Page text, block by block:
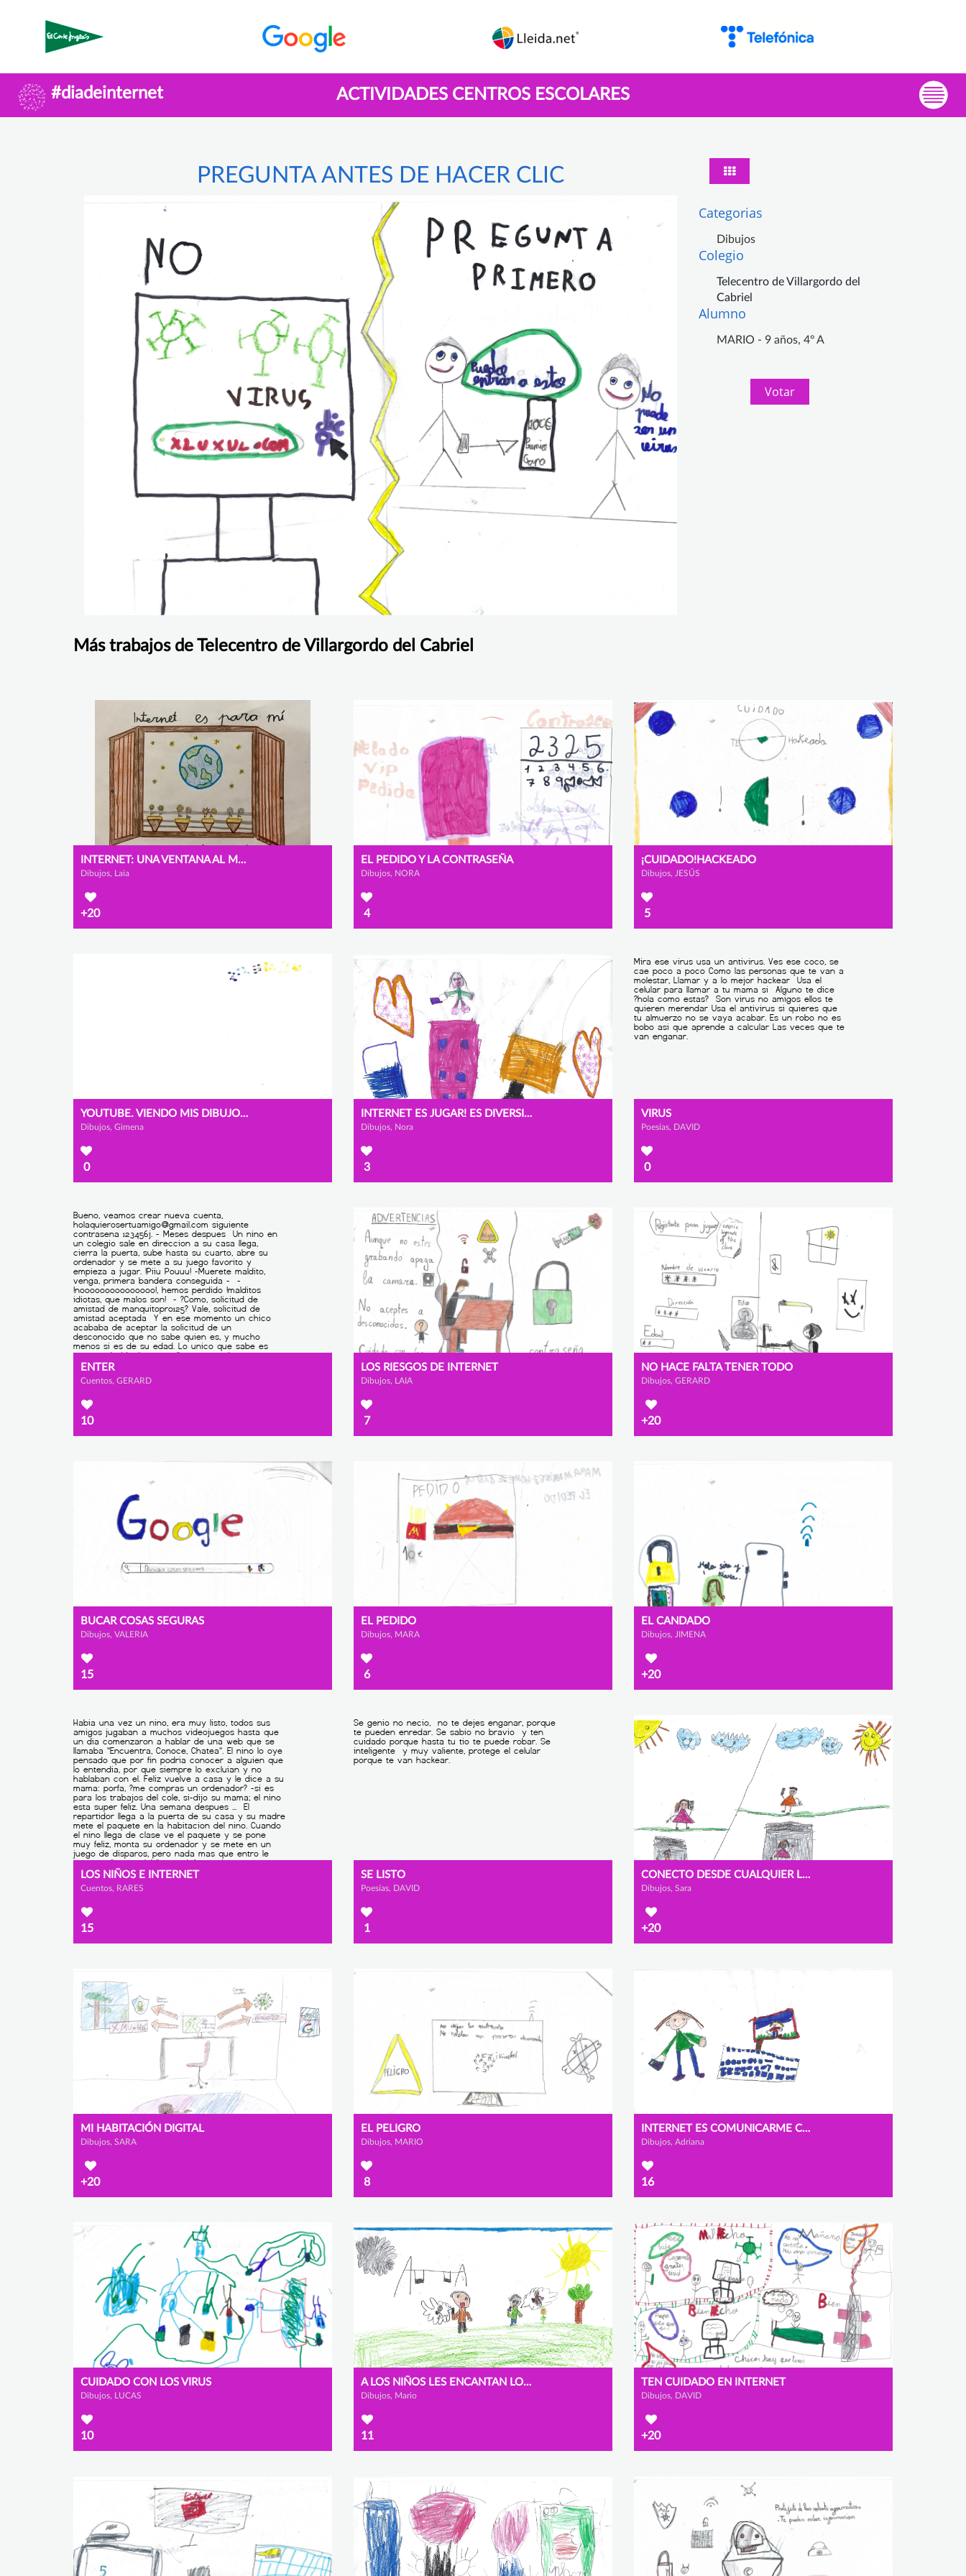
#diadeinternet ACTIVIDADES CENTROS ESCOLARES
PREGUNTA ANTES DE HACER CLIC
Categorias
Dibujos
Colegio
Telecentro de Villargordo del
Cabriel
Alumno
MARIO - 9 años, 4º A
Votar
Más trabajos de Telecentro de Villargordo del Cabriel
INTERNET: UNA VENTANA AL MUNDO
Dibujos, Laia
+20
EL PEDIDO Y LA CONTRASEÑA
Dibujos, NORA
4
¡CUIDADO!HACKEADO
Dibujos, JESÚS
5
YOUTUBE. VIENDO MIS DIBUJOS PREFERIDOS
Dibujos, Gimena
0
INTERNET ES JUGAR! ES DIVERSIÓN!
Dibujos, Nora
3
VIRUS
Poesías, DAVID
0
ENTER
Cuentos, GERARD
10
LOS RIESGOS DE INTERNET
Dibujos, LAIA
7
NO HACE FALTA TENER TODO
Dibujos, GERARD
+20
BUCAR COSAS SEGURAS
Dibujos, VALERIA
15
EL PEDIDO
Dibujos, MARA
6
EL CANDADO
Dibujos, JIMENA
+20
LOS NIÑOS E INTERNET
Cuentos, RARES
15
SE LISTO
Poesías, DAVID
1
CONECTO DESDE CUALQUIER LUGAR
Dibujos, Sara
+20
MI HABITACIÓN DIGITAL
Dibujos, SARA
+20
EL PELIGRO
Dibujos, MARIO
8
INTERNET ES COMUNICARME CON LAS PERSONAS QUE QUIERO.
Dibujos, Adriana
16
CUIDADO CON LOS VIRUS
Dibujos, LUCAS
10
A LOS NIÑOS LES ENCANTAN LOS MÓVILES
Dibujos, Mario
11
TEN CUIDADO EN INTERNET
Dibujos, DAVID
+20